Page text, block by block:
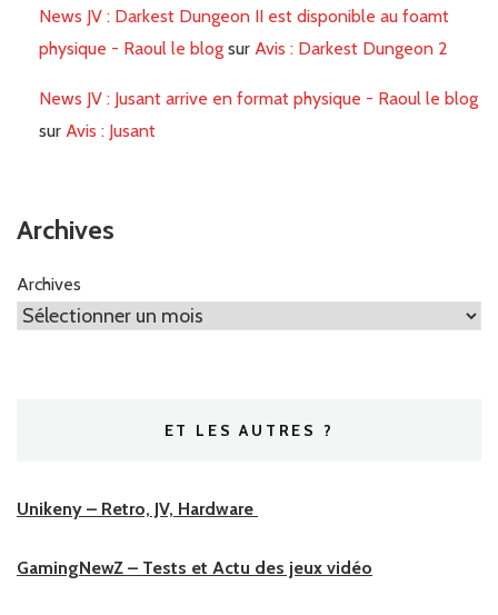
News JV : Darkest Dungeon II est disponible au foamt
physique - Raoul le blog sur Avis : Darkest Dungeon 2
News JV : Jusant arrive en format physique - Raoul le blog
sur Avis : Jusant
Archives
Archives
ET LES AUTRES ?
Unikeny – Retro, JV, Hardware
GamingNewZ – Tests et Actu des jeux vidéo